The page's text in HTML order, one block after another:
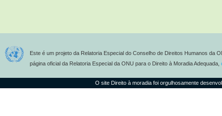
Este é um projeto da Relatoria Especial do Conselho de Direitos Humanos da
página oficial da Relatoria Especial da ONU para o Direito à Moradia Adequada,
O site Direito à moradia foi orgulhosamente